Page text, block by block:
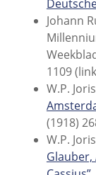
Johann
1109
W.P.
(1918)
W.P.
Glauber,